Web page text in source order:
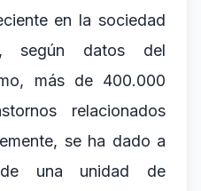
en la sociedad
según datos del
más de 400.000
relacionados
se ha dado a
una unidad de